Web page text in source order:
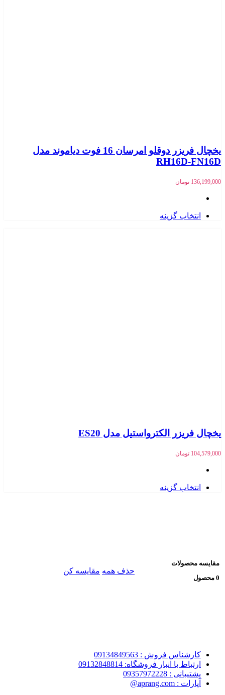
یخچال فریزر دوقلو امرسان 16 فوت دیاموند مدل
RH16D-FN16D
136,199,000 تومان
انتخاب گزینه
یخچال فریزر الکترواستیل مدل ES20
104,579,000 تومان
انتخاب گزینه
مقایسه محصولات
0 محصول
حذف همه مقایسه کن
کارشناس فروش : 09134849563
ارتباط با انبار فروشگاه: 09132848814
پشتیبانی : 09357972228
آپارات : aprang.com@